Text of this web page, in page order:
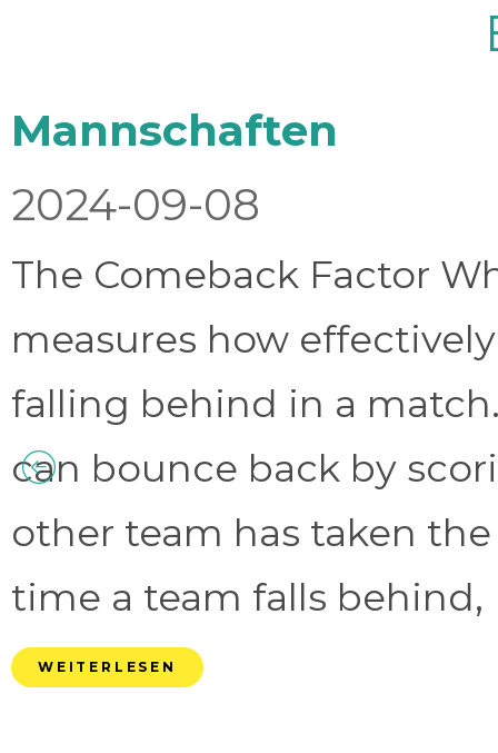
Mannschaften
2024-09-08
The Comeback Factor
measures how
falling behind in a
can bounce back by
other team has taken
time a team falls behind,
WEITERLESEN